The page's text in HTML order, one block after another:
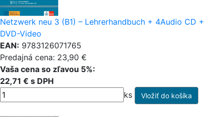
Netzwerk neu 3 (B1) – Lehrerhandbuch + 4Audio CD +
DVD-Video
EAN: 9783126071765
Predajná cena: 23,90 €
Vaša cena so zľavou 5%:
22,71 € s DPH
ks